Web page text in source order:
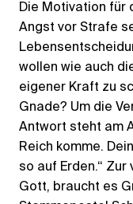
Die Motivation für
Angst vor Strafe
wollen wie auch
eigener Kraft zu
Gnade? Um die
Antwort steht am
Reich komme.
so auf Erden.“
Gott, braucht es